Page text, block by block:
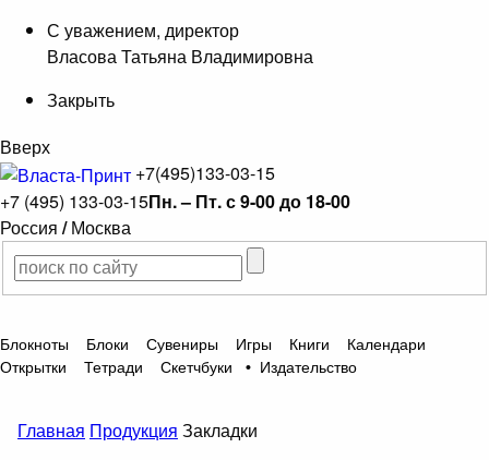
С уважением, директор
Власова Татьяна Владимировна
Закрыть
Вверх
+7(495)133-03-15
+7 (495) 133-03-15Пн. – Пт. с 9-00 до 18-00
Россия / Москва
Блокноты Блоки Сувениры Игры Книги
Календари
Открытки
Тетради Скетчбуки • Издательство
Главная Продукция Закладки